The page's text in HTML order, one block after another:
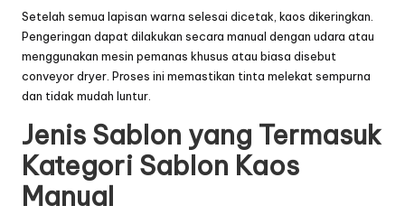
Setelah semua lapisan warna selesai dicetak, kaos dikeringkan.
Pengeringan dapat dilakukan secara manual dengan udara atau
menggunakan mesin pemanas khusus atau biasa disebut
conveyor dryer. Proses ini memastikan tinta melekat sempurna
dan tidak mudah luntur.
Jenis Sablon yang Termasuk
Kategori Sablon Kaos
Manual